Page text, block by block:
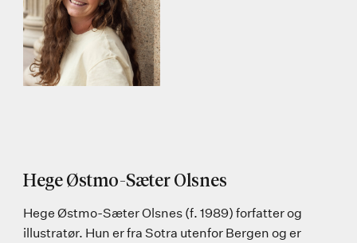
Hege Østmo-Sæter Olsnes
Hege Østmo-Sæter Olsnes (f. 1989) forfatter og
illustratør. Hun er fra Sotra utenfor Bergen og er